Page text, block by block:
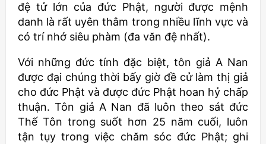
đệ tử lớn của đức Phật, người được mệnh
danh là rất uyên thâm trong nhiều lĩnh vực và
có trí nhớ siêu phàm (đa văn đệ nhất).
Với những đức tính đặc biệt, tôn giả A Nan
được đại chúng thời bấy giờ đề cử làm thị giả
cho đức Phật và được đức Phật hoan hỷ chấp
thuận. Tôn giả A Nan đã luôn theo sát đức
Thế Tôn trong suốt hơn 25 năm cuối, luôn
tận tụy trong việc chăm sóc đức Phật; ghi